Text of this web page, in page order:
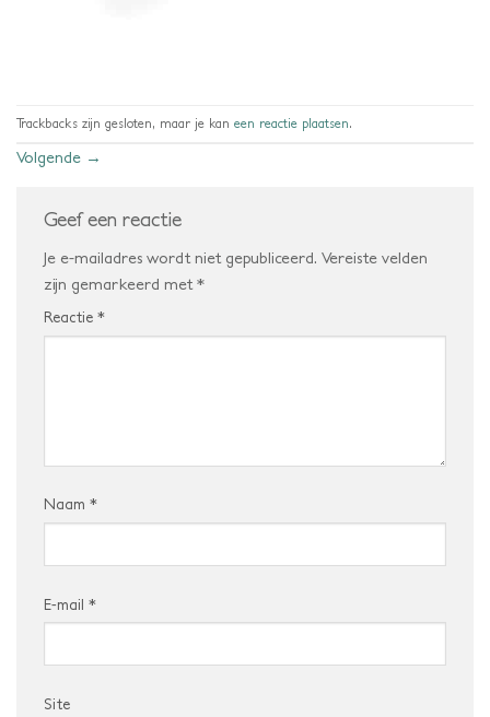
Trackbacks zijn gesloten, maar je kan een reactie plaatsen.
Volgende →
Geef een reactie
Je e-mailadres wordt niet gepubliceerd. Vereiste velden
zijn gemarkeerd met *
Reactie *
Naam *
E-mail *
Site